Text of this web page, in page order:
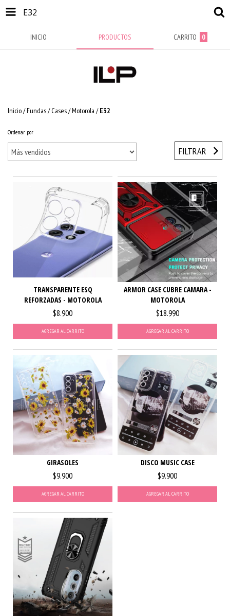
E32
INICIO PRODUCTOS CARRITO 0
Inicio/Fundas / Cases/Motorola / E32
Ordenar por
FILTRAR
TRANSPARENTE ESQ
REFORZADAS - MOTOROLA
$8.900
AGREGAR AL CARRITO
ARMOR CASE CUBRE CAMARA -
MOTOROLA
$18.990
AGREGAR AL CARRITO
GIRASOLES
$9.900
AGREGAR AL CARRITO
DISCO MUSIC CASE
$9.900
AGREGAR AL CARRITO